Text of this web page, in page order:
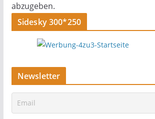
abzugeben.
Sidesky 300*250
Newsletter